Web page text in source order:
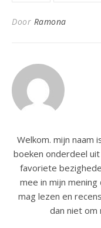
Door Ramona
Welkom. mijn naam
boeken onderdeel
favoriete
mee in mijn
mag lezen en
dan niet om